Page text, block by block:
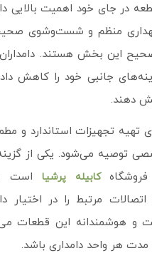
در جای خود اهمیت بالایی
منظم و شست‌وشوی
این بخش هستند.
جانبی خود را کاهش
دهند.
تهیه تجهیزات استاندارد و
توصیه می‌شود. یکی از
کابیله پرشیا است
مرتبط را در اختیار
و هوشمندانه این قطعات
مدت هر واحد دامداری باشد.